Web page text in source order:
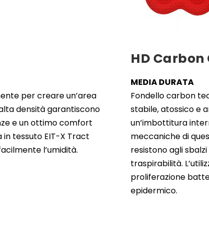
per creare un’area
densità garantiscono
e un ottimo comfort
tessuto EIT-X Tract
l’umidità.
HD Carbon
MEDIA DURATA
Fondello carbon
stabile, atossico e
un’imbottitura
meccaniche di
resistono agli
traspirabilità.
proliferazione
epidermico.